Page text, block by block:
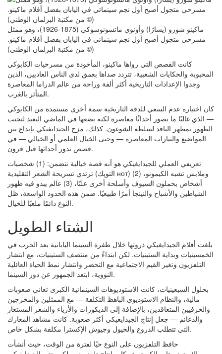
ماكينو شوزو (يسارًا) وأونوي ماتسونوسوكي (1875-1926)، وهو ممثل
مسرحي متجول أصبح أول نجم سينمائي في اليابان بفضل أفلام ماكينو.
(© من مكتبة البرلمان الوطني)
كانت القصص التي رواها ماكينو، المأخوذة من مسرحيات الكابوكي
المحبوبة والحكايات الشعبية، تتردد صداها بعمق لدى الناس العاديين، الذين
وجدوا الإعدادات التاريخية أكثر ألفة وراحة من عالم الدراما المعاصرة
المتأثر بالغرب.
كان اختياره عدم السعي للدقة التاريخية سمة أخرى مستمدة من الكابوكي
— الذي غالبًا ما يصور أحداثًا معاصرة لكنه يضعها في الماضي البعيد لتجنب
الظهور بمظهر الناقد لسلطة الشوغون. كذلك، مزج الجيدايغيكي بإبداع بين
المواضيع والتيارات المعاصرة — وحتى الخيال العلمي أو الخيالي — في
قصص تدور أحداثها قبل قرون.
تعريفي العملي للجيدايغيكي هو أنه قصة خيالية تتضمن: (1) شخصيات
ترتدي تسريحة الشعر التقليدية (التوپك нот) وملابس تشبه الكيمونو، (2)
أشخاص يحملون السيوف وأسلحة أخرى علنًا، (3) عالم يبدو فيه ظهور
الشياطين والأشباح والنينجا أمرًا طبيعيًا. ضمن هذه الحدود الواسعة، ظل
النوع دائمًا ملعبًا للخيال.
الشتاء الطويل
بلغت أفلام الجيدايغيكي ذروتها خلال طفرة السينما اليابانية بعد الحرب في
الخمسينيات وبداية الستينيات. لكن ابتداءً من منتصف الستينيات، مع انتشار
التلفزيون وتغير القيم الاجتماعية مع التحضر وانتشار نمط الحياة العائلية
النووية، ابتعد الجمهور عن دور السينما.
بحلول السبعينيات، كانت الاستوديوهات السينمائية الكبرى تعاني صعوبات
مالية، والنظام الاستوديوي الباهظ التكلفة — مع الممثلين والمخرجين
والحرفيين المتعاقدين، بالإضافة إلى الديكورات والأزياء والشعر المستعار
والدعائم — جعل إنتاج الجيدايغيكي أكثر صعوبة. كانت مشاهد المعارك
التي تتطلب الدروع والخيول وجيوش الإكسترا مكلفة بشكل خاص.
حافظ التلفزيون على النوع حيًا لفترة من الوقت، حيث أنشأت